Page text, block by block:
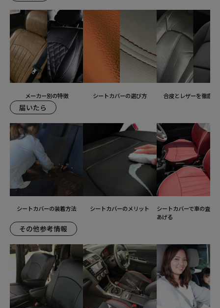
メーカー別の特徴 シートカバーの選び方 合皮とレザーを徹底比
届いたら
シートカバーの装着方法 シートカバーのメリット
シートカバーで車の査定
あげる
その他参考情報